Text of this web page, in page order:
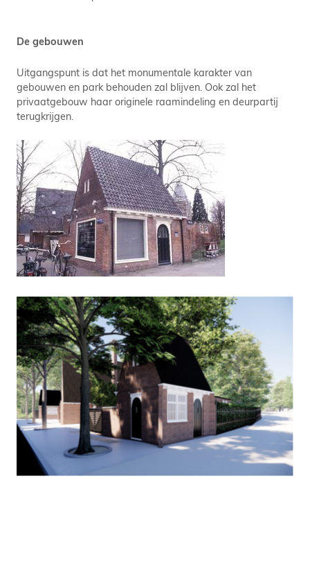
De gebouwen
Uitgangspunt is dat het monumentale karakter van
gebouwen en park behouden zal blijven. Ook zal het
privaatgebouw haar originele raamindeling en deurpartij
terugkrijgen.